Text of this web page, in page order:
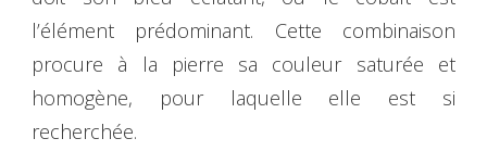
l’élément prédominant. Cette combinaison
procure à la pierre sa couleur saturée et
homogène, pour laquelle elle est si
recherchée.